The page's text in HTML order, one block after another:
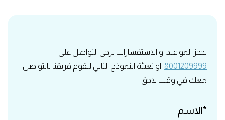
لحجز المواعيد او الاستفسارات يرجى التواصل على
8001209999 او تعبئة النموذج التالي ليقوم فريقنا بالتواصل
معك في وقت لاحق
*الاسم